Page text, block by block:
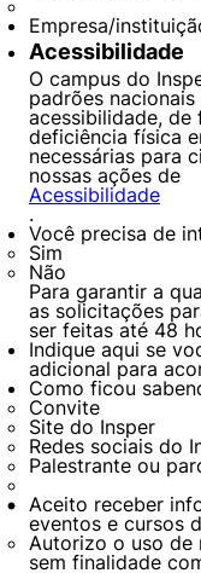
Empresa/
Acessibilidade
O campus do
padrões
acessibilidade, de
deficiência física
necessárias para
nossas ações de
Acessibilidade
.
Você precisa de
Sim
Não
Para garantir a
as solicitações
ser feitas até 48
Indique aqui se
adicional para
Como ficou
Convite
Site do Insper
Redes sociais do
Palestrante ou
Aceito receber
eventos e cursos
Autorizo o uso de
sem finalidade